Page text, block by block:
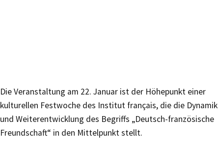
Die Veranstaltung am 22. Januar ist der Höhepunkt einer
kulturellen Festwoche des Institut français, die die Dynamik
und Weiterentwicklung des Begriffs „Deutsch-französische
Freundschaft“ in den Mittelpunkt stellt.